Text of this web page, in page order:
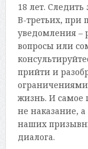
18 лет. Следить
В-третьих, при
уведомления –
вопросы или
прийти и
жизнь. И самое
не наказание,
наших
диалога.